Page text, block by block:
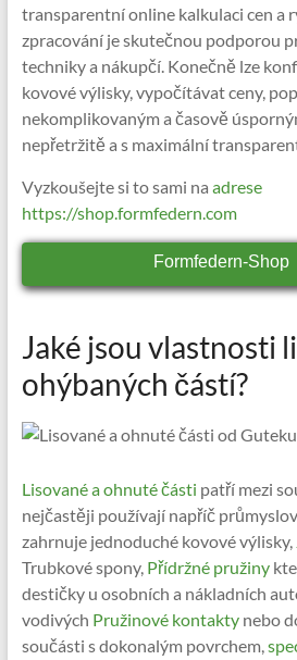
transparentní online kalkulaci cen a
zpracování je skutečnou podporou
techniky a nákupčí. Konečně lze
kovové výlisky, vypočítávat ceny,
nekomplikovaným a časově
nepřetržitě a s maximální
Vyzkoušejte si to sami na adrese
https://shop.formfedern.com
Formfedern-Shop
Jaké jsou vlastnosti
ohýbaných částí?
Lisované a ohnuté části patří mezi
nejčastěji používají napříč
zahrnuje jednoduché kovové výlisky,
Trubkové spony,Přídržné pružiny
destičky u osobních a nákladních
vodivých Pružinové kontaktynebo
součásti s dokonalým povrchem,